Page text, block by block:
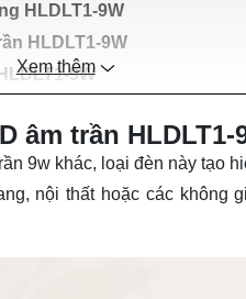
HLDLT1-9W
HLDLT1-9W
9W
Xem thêm
âm trần HLDLT1-
9wkhác, loại đèn này tạo
nội thất hoặc các không